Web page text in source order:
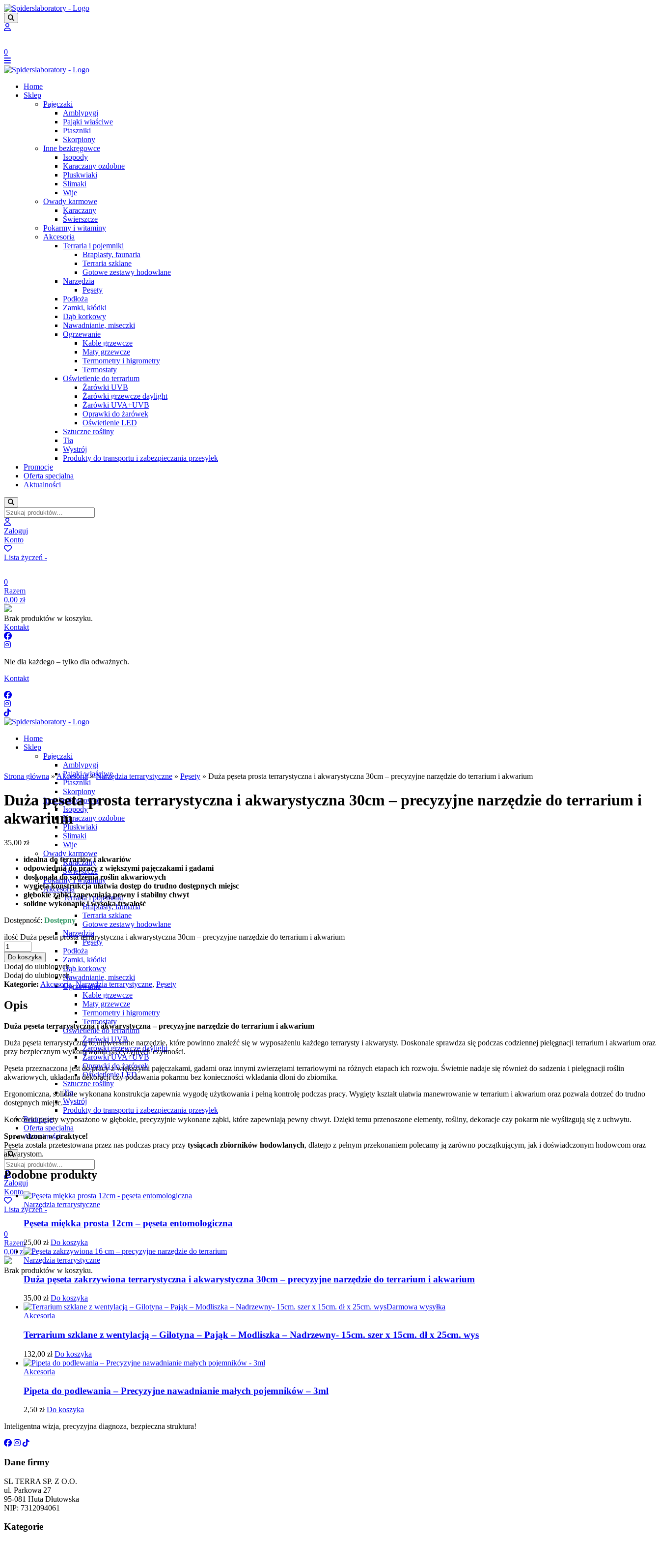
0
Home
Sklep
Pajęczaki
Amblypygi
Pająki właściwe
Ptaszniki
Skorpiony
Inne bezkręgowce
Isopody
Karaczany ozdobne
Pluskwiaki
Ślimaki
Wije
Owady karmowe
Karaczany
Świerszcze
Pokarmy i witaminy
Akcesoria
Terraria i pojemniki
Braplasty, faunaria
Terraria szklane
Gotowe zestawy hodowlane
Narzędzia
Pęsety
Podłoża
Zamki, kłódki
Dąb korkowy
Nawadnianie, miseczki
Ogrzewanie
Kable grzewcze
Maty grzewcze
Termometry i higrometry
Termostaty
Oświetlenie do terrarium
Żarówki UVB
Żarówki grzewcze daylight
Żarówki UVA+UVB
Oprawki do żarówek
Oświetlenie LED
Sztuczne rośliny
Tła
Wystrój
Produkty do transportu i zabezpieczania przesyłek
Promocje
Oferta specjalna
Aktualności
Zaloguj
Konto
Lista życzeń -
0
Razem
0,00 zł
Brak produktów w koszyku.
Kontakt
Nie dla każdego – tylko dla odważnych.
Kontakt
Home
Sklep
Pajęczaki
Amblypygi
Pająki właściwe
Ptaszniki
Skorpiony
Inne bezkręgowce
Isopody
Karaczany ozdobne
Pluskwiaki
Ślimaki
Wije
Owady karmowe
Karaczany
Świerszcze
Pokarmy i witaminy
Akcesoria
Terraria i pojemniki
Braplasty, faunaria
Terraria szklane
Gotowe zestawy hodowlane
Narzędzia
Pęsety
Podłoża
Zamki, kłódki
Dąb korkowy
Nawadnianie, miseczki
Ogrzewanie
Kable grzewcze
Maty grzewcze
Termometry i higrometry
Termostaty
Oświetlenie do terrarium
Żarówki UVB
Żarówki grzewcze daylight
Żarówki UVA+UVB
Oprawki do żarówek
Oświetlenie LED
Sztuczne rośliny
Tła
Wystrój
Produkty do transportu i zabezpieczania przesyłek
Promocje
Oferta specjalna
Aktualności
Zaloguj
Konto
Lista życzeń -
0
Razem
0,00zł
Brak produktów w koszyku.
Strona główna »Akcesoria»Narzędzia terrarystyczne » Pęsety » Duża pęseta prosta terrarystyczna i akwarystyczna 30cm – precyzyjne narzędzie do terrarium i akwarium
Duża pęseta prosta terrarystyczna i akwarystyczna 30cm – precyzyjne narzędzie do terrarium i
akwarium
35,00 zł
idealna do terrariów i akwariów
odpowiednia do pracy z większymi pajęczakami i gadami
doskonała do sadzenia roślin akwariowych
wygięta konstrukcja ułatwia dostęp do trudno dostępnych miejsc
głębokie ząbki zapewniają pewny i stabilny chwyt
solidne wykonanie i wysoka trwałość
Dostępność: Dostępny
ilość Duża pęseta prosta terrarystyczna i akwarystyczna 30cm – precyzyjne narzędzie do terrarium i akwarium
Do koszyka
Dodaj do ulubionych
Dodaj do ulubionych
Kategorie: Akcesoria,Narzędzia terrarystyczne, Pęsety
Opis
Duża pęseta terrarystyczna i akwarystyczna – precyzyjne narzędzie do terrarium i akwarium
Duża pęseta terrarystyczna to uniwersalne narzędzie, które powinno znaleźć się w wyposażeniu każdego terrarysty i akwarysty. Doskonale sprawdza się podczas codziennej pielęgnacji terrarium i akwarium oraz
przy bezpiecznym wykonywaniu precyzyjnych czynności.
Pęseta przeznaczona jest do pracy z większymi pajęczakami, gadami oraz innymi zwierzętami terrariowymi na różnych etapach ich rozwoju. Świetnie nadaje się również do sadzenia i pielęgnacji roślin
akwariowych, układania dekoracji czy podawania pokarmu bez konieczności wkładania dłoni do zbiornika.
Ergonomiczna, solidnie wykonana konstrukcja zapewnia wygodę użytkowania i pełną kontrolę podczas pracy. Wygięty kształt ułatwia manewrowanie w terrarium i akwarium oraz pozwala dotrzeć do trudno
dostępnych miejsc.
Końcówki pęsety wyposażono w głębokie, precyzyjnie wykonane ząbki, które zapewniają pewny chwyt. Dzięki temu przenoszone elementy, rośliny, dekoracje czy pokarm nie wyślizgują się z uchwytu.
Sprawdzona w praktyce!
Pęseta została przetestowana przez nas podczas pracy przy tysiącach zbiorników hodowlanych, dlatego z pełnym przekonaniem polecamy ją zarówno początkującym, jak i doświadczonym hodowcom oraz
akwarystom.
Podobne produkty
Narzędzia terrarystyczne
Pęseta miękka prosta 12cm – pęseta entomologiczna
25,00 zł Do koszyka
Narzędzia terrarystyczne
Duża pęseta zakrzywiona terrarystyczna i akwarystyczna 30cm – precyzyjne narzędzie do terrarium i akwarium
35,00 zł Do koszyka
Darmowa wysyłka
Akcesoria
Terrarium szklane z wentylacją – Gilotyna – Pająk – Modliszka – Nadrzewny- 15cm. szer x 15cm. dł x 25cm. wys
132,00 zł Do koszyka
Akcesoria
Pipeta do podlewania – Precyzyjne nawadnianie małych pojemników – 3ml
2,50 zł Do koszyka
Inteligentna wizja, precyzyjna diagnoza, bezpieczna struktura!
Dane firmy
SL TERRA SP. Z O.O.
ul. Parkowa 27
95-081 Huta Dłutowska
NIP: 7312094061
Kategorie